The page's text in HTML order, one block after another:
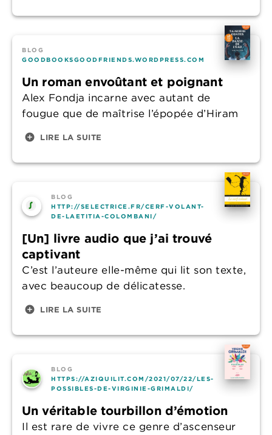
BLOG
GOODBOOKSGOODFRIENDS.WORDPRESS.COM
Un roman envoûtant et poignant
Alex Fondja incarne avec autant de
fougue que de maîtrise l’épopée d’Hiram
add_circle LIRE LA SUITE
BLOG
HTTP://SELECTRICE.FR/CERF-VOLANT-
DE-LAETITIA-COLOMBANI/
[Un] livre audio que j’ai trouvé
captivant
C’est l’auteure elle-même qui lit son texte,
avec beaucoup de délicatesse.
add_circle LIRE LA SUITE
BLOG
HTTPS://AZIQUILIT.COM/2021/07/22/LES-
POSSIBLES-DE-VIRGINIE-GRIMALDI/
Un véritable tourbillon d’émotion
Il est rare de vivre ce genre d’ascenseur